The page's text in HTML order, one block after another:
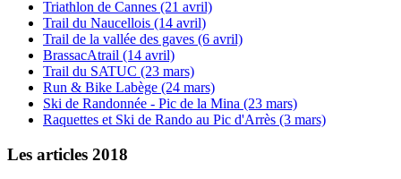
Triathlon de Cannes (21 avril)
Trail du Naucellois (14 avril)
Trail de la vallée des gaves (6 avril)
BrassacAtrail (14 avril)
Trail du SATUC (23 mars)
Run & Bike Labège (24 mars)
Ski de Randonnée - Pic de la Mina (23 mars)
Raquettes et Ski de Rando au Pic d'Arrès (3 mars)
Les articles 2018